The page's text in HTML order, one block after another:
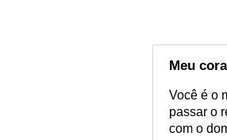
Meu
Você é o
passar o
com o